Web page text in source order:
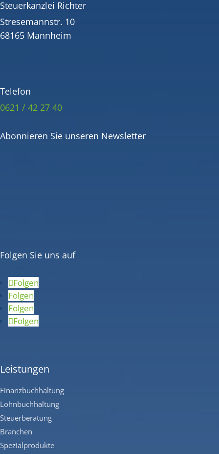
Steuerkanzlei Richter
Stresemannstr. 10
68165 Mannheim
Telefon
0621 / 42 27 40
Abonnieren Sie unseren Newsletter
Folgen Sie uns auf
Folgen
Folgen
Folgen
Folgen
Leistungen
Finanzbuchhaltung
Lohnbuchhaltung
Steuerberatung
Branchen
Spezialprodukte